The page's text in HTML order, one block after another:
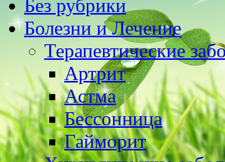
Без рубрики
Болезни и Лечение
Терапевтические
Артрит
Астма
Бессонница
Гайморит